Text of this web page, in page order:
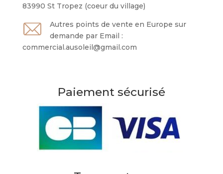
83990 St Tropez (coeur du village)
Autres points de vente en Europe sur
demande par Email :
commercial.ausoleil@gmail.com
Paiement sécurisé